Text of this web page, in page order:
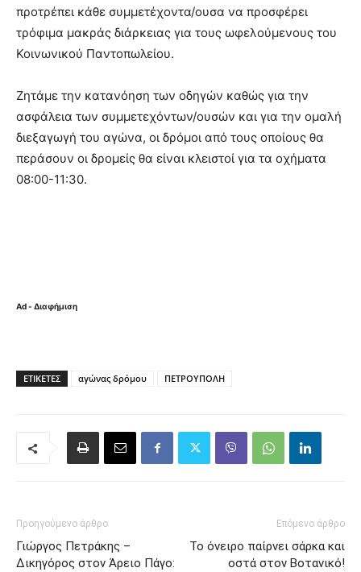
προτρέπει κάθε συμμετέχοντα/ουσα να προσφέρει
τρόφιμα μακράς διάρκειας για τους ωφελούμενους του
Κοινωνικού Παντοπωλείου.
Ζητάμε την κατανόηση των οδηγών καθώς για την
ασφάλεια των συμμετεχόντων/ουσών και για την ομαλή
διεξαγωγή του αγώνα, οι δρόμοι από τους οποίους θα
περάσουν οι δρομείς θα είναι κλειστοί για τα οχήματα
08:00-11:30.
Ad - Διαφήμιση
ΕΤΙΚΈΤΕΣ αγώνας δρόμου ΠΕΤΡΟΥΠΟΛΗ
Προηγούμενο άρθρο
Γιώργος Πετράκης –
Δικηγόρος στον Άρειο Πάγο:
Επόμενο άρθρο
Το όνειρο παίρνει σάρκα και
οστά στον Βοτανικό!